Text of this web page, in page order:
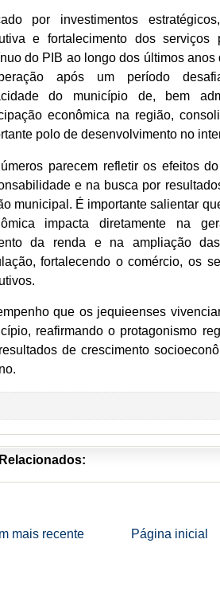
por investimentos
e fortalecimento dos serviços
do PIB ao longo dos últimos anos
após um período
do município de, bem
econômica na região,
polo de desenvolvimento no
parecem refletir os efeitos
e na busca por
municipal. É importante salientar
impacta diretamente na
da renda e na ampliação
fortalecendo o comércio, os
que os jequieenses
reafirmando o protagonismo
de crescimento
mais recente Página inicial